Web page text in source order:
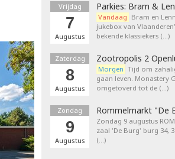
Vrijdag
7
Augustus
Parkies: Bram &
Vandaag Bram en
jukebox van
bekende klassiekers (…)
Zaterdag
8
Augustus
Zootropolis 2
Morgen Tijd om
gaan leven. Monastery
omgetoverd tot de (…)
Zondag
9
Augustus
Rommelmarkt "De
Zondag 9 augustus
zaal 'De Burg' burg 34,
(…)